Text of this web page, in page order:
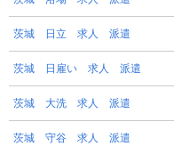
茨城 日立 求人 派遣
茨城 日雇い 求人 派遣
茨城 大洗 求人 派遣
茨城 守谷 求人 派遣